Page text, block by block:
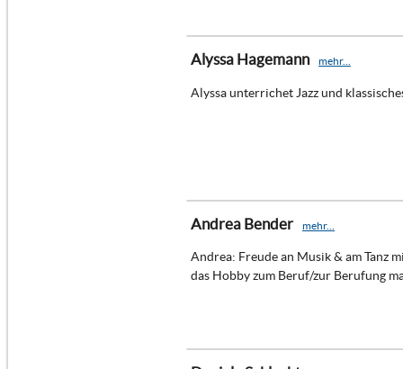
Alyssa Hagemann mehr...
Alyssa unterrichet Jazz und
Andrea Bender mehr...
Andrea: Freude an Musik & am Tanz
das Hobby zum Beruf/zur Berufung